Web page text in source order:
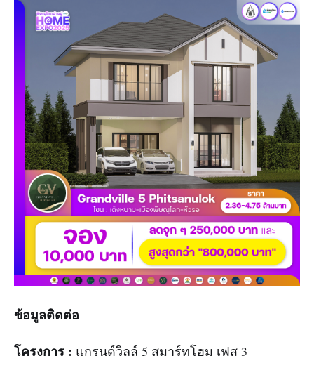
ข้อมูลติดต่อ
โครงการ : แกรนด์วิลล์ 5 สมาร์ทโฮม เฟส 3